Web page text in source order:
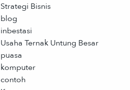
Strategi Bisnis
blog
inbestasi
Usaha Ternak Untung Besar
puasa
komputer
contoh